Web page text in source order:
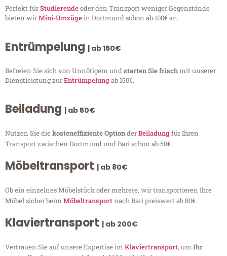
Perfekt fürStudierendeoder den Transport weniger Gegenstände
bieten wirMini-Umzügein Dortmund schon ab 100€ an.
Entrümpelung | ab 150€
Befreien Sie sich von Unnötigem undstarten Sie frischmit unserer
Dienstleistung zurEntrümpelungab 150€.
Beiladung | ab 50€
Nutzen Sie diekosteneffiziente OptionderBeiladungfür Ihren
Transport zwischen Dortmund und Bari schon ab 50€.
Möbeltransport | ab 80€
Ob ein einzelnes Möbelstück oder mehrere, wir transportieren Ihre
Möbel sicher beim Möbeltransportnach Bari preiswert ab 80€.
Klaviertransport | ab 200€
Vertrauen Sie auf unsere Expertise im Klaviertransport, um Ihr